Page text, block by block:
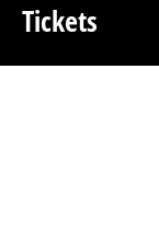
Tickets